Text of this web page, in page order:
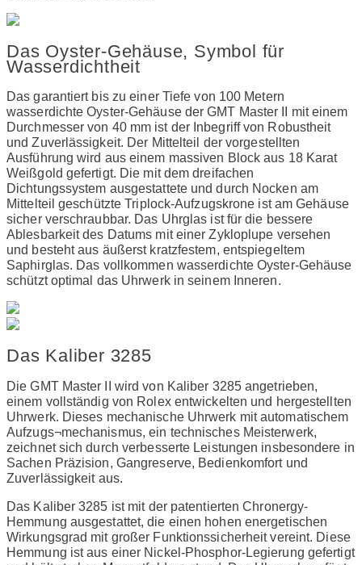
Das Oyster-Gehäuse, Symbol für
Wasserdichtheit
Das garantiert bis zu einer Tiefe von 100 Metern
wasserdichte Oyster-Gehäuse der GMT Master II mit einem
Durchmesser von 40 mm ist der Inbegriff von Robustheit
und Zuverlässigkeit. Der Mittelteil der vorgestellten
Ausführung wird aus einem massiven Block aus 18 Karat
Weißgold gefertigt. Die mit dem dreifachen
Dichtungssystem ausgestattete und durch Nocken am
Mittelteil geschützte Triplock-Aufzugskrone ist am Gehäuse
sicher verschraubbar. Das Uhrglas ist für die bessere
Ablesbarkeit des Datums mit einer Zykloplupe versehen
und besteht aus äußerst kratzfestem, entspiegeltem
Saphirglas. Das vollkommen wasserdichte Oyster-Gehäuse
schützt optimal das Uhrwerk in seinem Inneren.
Das Kaliber 3285
Die GMT Master II wird von Kaliber 3285 angetrieben,
einem vollständig von Rolex entwickelten und hergestellten
Uhrwerk. Dieses mechanische Uhrwerk mit automatischem
Aufzugs¬mechanismus, ein technisches Meisterwerk,
zeichnet sich durch verbesserte Leistungen insbesondere in
Sachen Präzision, Gangreserve, Bedienkomfort und
Zuverlässigkeit aus.
Das Kaliber 3285 ist mit der patentierten Chronergy-
Hemmung ausgestattet, die einen hohen energetischen
Wirkungsgrad mit großer Funktionssicherheit vereint. Diese
Hemmung ist aus einer Nickel-Phosphor-Legierung gefertigt